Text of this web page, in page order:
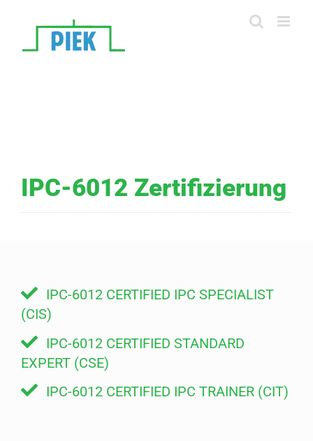
IPC-6012 Zertifizierung
IPC-6012 CERTIFIED IPC SPECIALIST
(CIS)
IPC-6012 CERTIFIED STANDARD
EXPERT (CSE)
IPC-6012 CERTIFIED IPC TRAINER (CIT)